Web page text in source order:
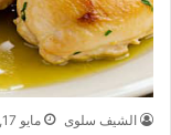
الشيف سلوى مايو 17, 2025